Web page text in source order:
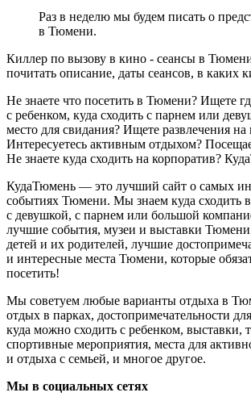
Раз в неделю мы будем писать о
в Тюмени.
Киллер по вызову в кино - сеансы в
почитать описание, даты сеансов, в каких
Не знаете что посетить в Тюмени? Ищете
с ребенком, куда сходить с парнем или
место для свидания? Ищете развлечения
Интересуетесь активным отдыхом?
Не знаете куда сходить на корпоратив?
КудаТюмень — это лучший сайт о самых
событиях Тюмени. Мы знаем куда сходить
с девушкой, с парнем или большой
лучшие события, музеи и выставки
детей и их родителей, лучшие
и интересные места Тюмени, которые
посетить!
Мы советуем любые варианты отдыха в
отдых в парках, достопримечательности
куда можно сходить с ребенком, выставки,
спортивные мероприятия, места для
и отдыха с семьей, и многое другое.
Мы в социальных сетях